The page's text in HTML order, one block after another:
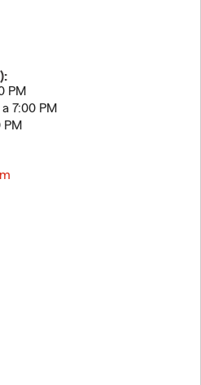
):
PM
7:00 PM